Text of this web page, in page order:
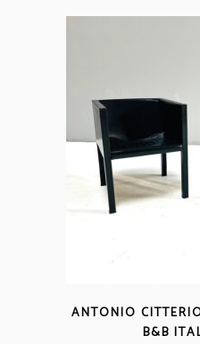
ANTONIO
B&B